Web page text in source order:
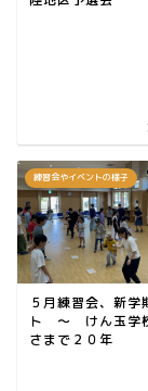
練習会やイベントの様子
５月練習会、新学
ト ～ けん玉学
さまで２０年